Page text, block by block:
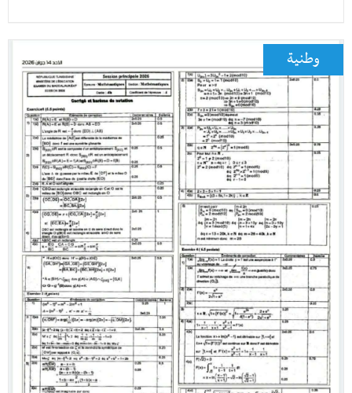
وطنية